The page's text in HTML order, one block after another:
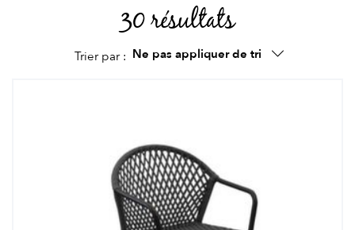
30 résultats
Trier par : Ne pas appliquer de tri